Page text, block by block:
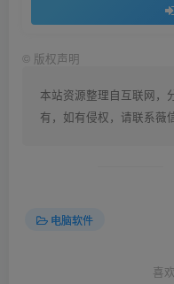
© 版权声明
本站资源整理自互联网，
有，如有侵权，请联系薇
电脑软件
喜